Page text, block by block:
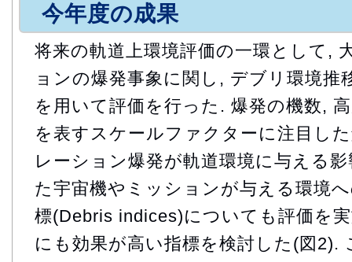
今年度の成果
将来の軌道上環境評価の一環として,
ョンの爆発事象に関し, デブリ環境推
を用いて評価を行った. 爆発の機数,
を表すスケールファクターに注目し
レーション爆発が軌道環境に与える
た宇宙機やミッションが与える環境
標(Debris indices)についても評価を
にも効果が高い指標を検討した(図2).